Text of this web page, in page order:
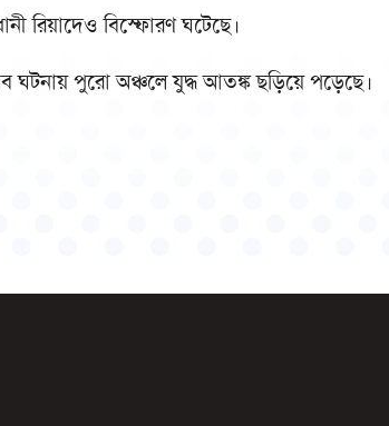
রিয়াদেও বিস্ফোরণ ঘটেছে।
ঘটনায় পুরো অঞ্চলে যুদ্ধ আতঙ্ক ছড়িয়ে পড়েছে।